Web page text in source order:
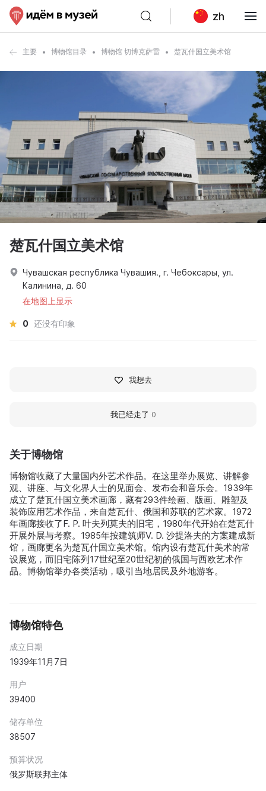
zh
主要 博物馆目录 博物馆 切博克萨雷 楚瓦什国立美术馆
关于博物馆
博物馆收藏了大量国内外艺术作品。在这里举办展览、讲解参
观、讲座、与文化界人士的见面会、发布会和音乐会。1939年
成立了楚瓦什国立美术画廊，藏有293件绘画、版画、雕塑及
装饰应用艺术作品，来自楚瓦什、俄国和苏联的艺术家。1972
年画廊接收了F. P. 叶夫列莫夫的旧宅，1980年代开始在楚瓦什
开展外展与考察。1985年按建筑师V. D. 沙提洛夫的方案建成新
馆，画廊更名为楚瓦什国立美术馆。馆内设有楚瓦什美术的常
设展览，而旧宅陈列17世纪至20世纪初的俄国与西欧艺术作
品。博物馆举办各类活动，吸引当地居民及外地游客。
博物馆特色
成立日期
1939年11月7日
用户
39400
储存单位
38507
预算状况
俄罗斯联邦主体
楚瓦什国立美术馆
Чувашская республика Чувашия., г. Чебоксары, ул.
Калинина, д. 60
在地图上显示
0 还没有印象
我想去
我已经走了 0